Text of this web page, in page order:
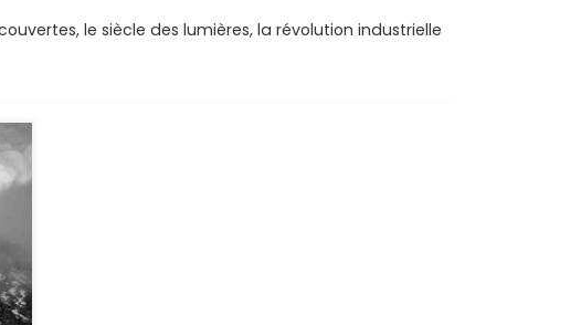
le siècle des lumières, la révolution industrielle